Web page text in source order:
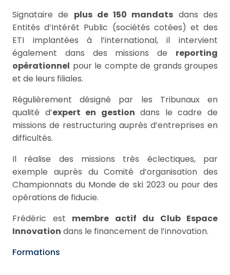
Signataire de plus de 150 mandats dans des
Entités d’Intérêt Public (sociétés cotées) et des
ETI implantées à l’international, il intervient
également dans des missions de reporting
opérationnel pour le compte de grands groupes
et de leurs filiales.
Régulièrement désigné par les Tribunaux en
qualité d’expert en gestion dans le cadre de
missions de restructuring auprès d’entreprises en
difficultés.
Il réalise des missions très éclectiques, par
exemple auprès du Comité d’organisation des
Championnats du Monde de ski 2023 ou pour des
opérations de fiducie.
Frédéric est membre actif du Club Espace
Innovation dans le financement de l’innovation.
Formations